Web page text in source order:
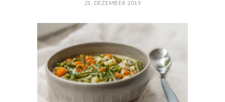
21. DEZEMBER 2019